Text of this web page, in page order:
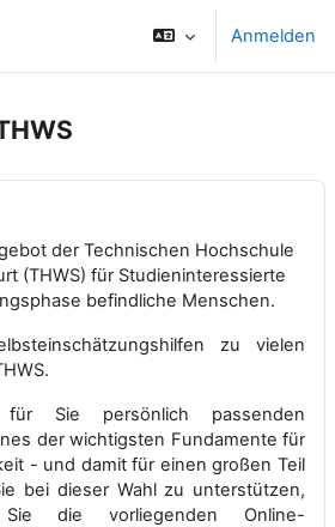
Anmelden
der Technischen Hochschule
(THWS) für Studieninteressierte
befindliche Menschen.
zu vielen
Sie persönlich passenden
der wichtigsten Fundamente für
- und damit für einen großen Teil
bei dieser Wahl zu unterstützen,
die vorliegenden Online-